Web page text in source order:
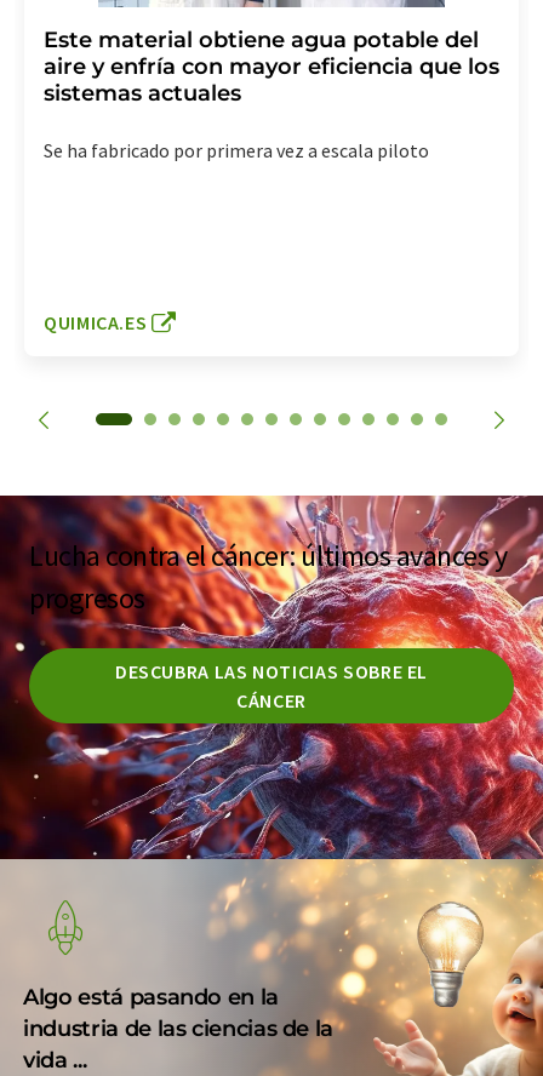
Este material obtiene agua potable del
aire y enfría con mayor eficiencia que los
sistemas actuales
Se ha fabricado por primera vez a escala piloto
QUIMICA.ES
Lucha contra el cáncer: últimos avances y
progresos
DESCUBRA LAS NOTICIAS SOBRE EL
CÁNCER
Algo está pasando en la
industria de las ciencias de la
vida ...